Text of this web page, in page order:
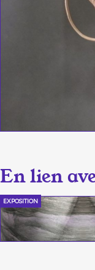
EXPOSITION